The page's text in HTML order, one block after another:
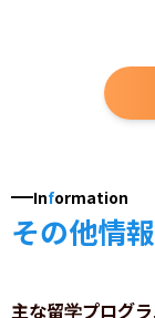
Information
その他情報
主な留学プログ